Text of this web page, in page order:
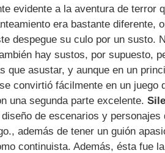
evidente a la aventura de terror
era bastante diferente,
despegue su culo por un susto.
hay sustos, por supuesto,
que asustar, y aunque en un
convirtió fácilmente en un juego
una segunda parte excelente.
de escenarios y personajes
además de tener un guión
continuista. Además, ésta fue